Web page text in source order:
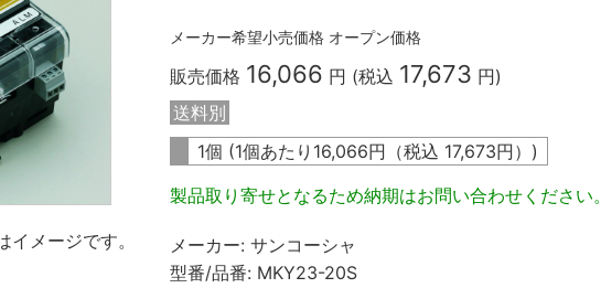
イメージです。
メーカー希望小売価格 オープン価格
販売価格 16,066 円 (税込 17,673 円)
送料別
1個 (1個あたり 16,066円（税込 17,673円）)
製品取り寄せとなるため納期はお問い合わせください。
メーカー: サンコーシャ
型番/品番: MKY23-20S